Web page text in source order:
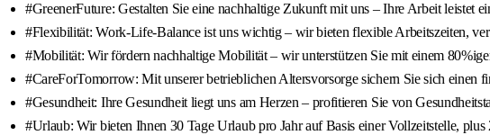
#GreenerFuture: Gestalten Sie eine nachhaltige Zukunft mit uns – Ihre Arbeit leistet
#Flexibilität: Work-Life-Balance ist uns wichtig – wir bieten flexible Arbeitszeiten,
#Mobilität: Wir fördern nachhaltige Mobilität – wir unterstützen Sie mit einem
#CareForTomorrow: Mit unserer betrieblichen Altersvorsorge sichern Sie sich
#Gesundheit: Ihre Gesundheit liegt uns am Herzen – profitieren Sie von
#Urlaub: Wir bieten Ihnen 30 Tage Urlaub pro Jahr auf Basis einer Vollzeitstelle,